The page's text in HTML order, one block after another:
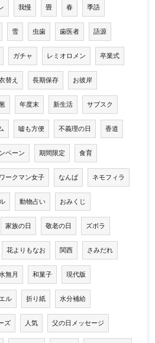
我慢 畳 春 季語
雪 虫歯 歯医者 語源
ガチャ レミオロメン 卒業式
替え 長期保存 お彼岸
年度末 新生活 サブスク
嘘も方便 不義理の日 香道
ペーン 期間限定 食育
ワークマン女子 なんば ネモフィラ
動物占い おみくじ
家族の日 敬老の日 ズボラ
花よりもなお 関西 さみだれ
無月 和菓子 現代版
ル 折り紙 水分補給
ズ 人気 父の日メッセージ